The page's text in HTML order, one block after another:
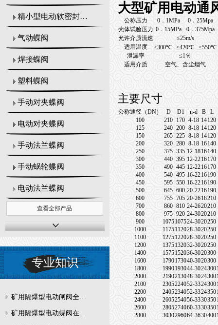
精小型电动软密封蝶阀
气动蝶阀
焊接蝶阀
塑料蝶阀
手动对夹蝶阀
电动对夹蝶阀
手动法兰蝶阀
手动蜗轮蝶阀
电动法兰蝶阀
查看全部产品
专业知识
矿用隔爆型电动闸阀全周期维护与故障排查要点
矿用隔爆型电动蝶阀在瓦斯管道控制中的防爆设计与安全标准解析
大型矿用电动通
公称压力 0．1MPa
0．25Mpa
壳体试验压力 0．15MPa
0．375Mpa
允许介质流速
≤25m/s
适用温度
≤300℃ ≤420℃ ≤550℃
泄漏率
≤1％
适用介质
空气、含尘烟气
主要尺寸
公称通径（DN） D D1 n-d B
L
100
210 170 4-18 14120
125
240 200 8-18 14120
150
265 225 8-18 14120
200
320 280 8-18 16140
250
375 335 12-1816140
300
440 395 12-2216170
350
490 445 12-2216170
400
540 495 16-2216190
450
595 550 16-2216190
500
645 600 20-2216190
600
755 705 20-2618210
700
860 810 24-2620210
800
975 920 24-3020210
900
1075107524-3020250
1000
1175112028-3020250
1100
1275122028-3020250
1200
1375132032-3020250
1400
1575152036-3020300
1600
1790173040-3020300
1800
1990193044-3024300
2000
2190213048-3024300
2100
2305224052-3324300
2200
2405234052-3324350
2400
2605254056-3330350
2600
2805274060-3330350
2800
3030296064-3630400